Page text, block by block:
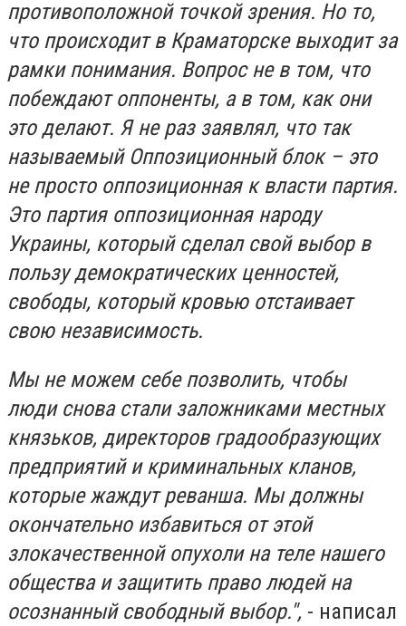
противоположной точкой зрения. Но то,
что происходит в Краматорске выходит за
рамки понимания. Вопрос не в том, что
побеждают оппоненты, а в том, как они
это делают. Я не раз заявлял, что так
называемый Оппозиционный блок – это
не просто оппозиционная к власти партия.
Это партия оппозиционная народу
Украины, который сделал свой выбор в
пользу демократических ценностей,
свободы, который кровью отстаивает
свою независимость.
Мы не можем себе позволить, чтобы
люди снова стали заложниками местных
князьков, директоров градообразующих
предприятий и криминальных кланов,
которые жаждут реванша. Мы должны
окончательно избавиться от этой
злокачественной опухоли на теле нашего
общества и защитить право людей на
осознанный свободный выбор.", - написал